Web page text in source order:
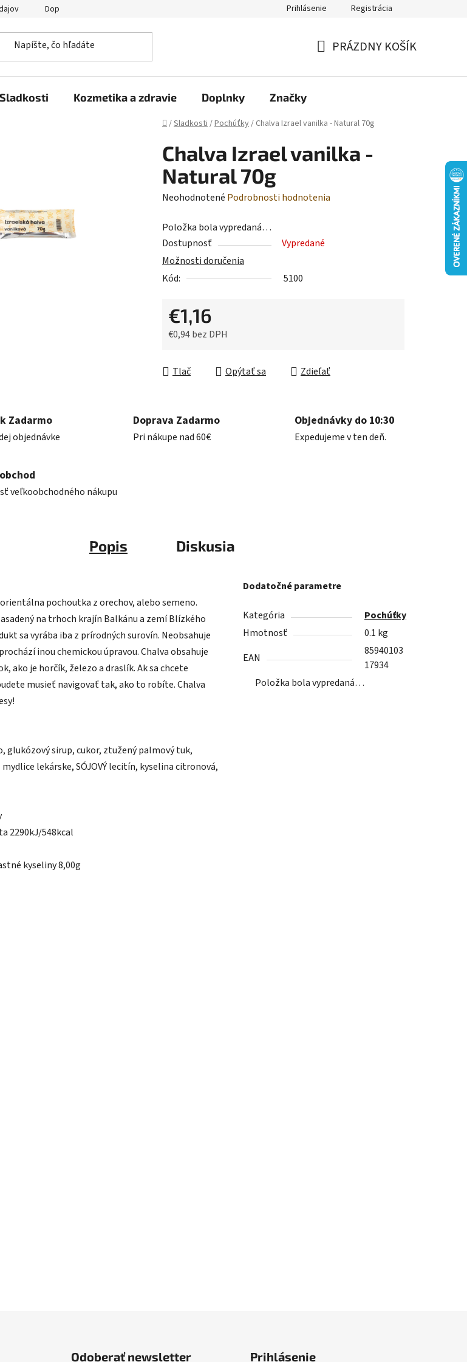
Doprava a platba Prihlásenie Registrácia
PRÁZDNY KOŠÍK
Sladkosti Kozmetika a zdravie Doplnky Značky
Domov
/Sladkosti/Pochúťky/ Chalva Izrael vanilka - Natural 70g
Chalva Izrael vanilka -
Natural 70g
Priemerné
produktu
je
0,0
z
hviezdičiek.
Neohodnotené Podrobnosti hodnotenia
Položka bola vypredaná…
Dostupnosť
Vypredané
Možnosti doručenia
Kód:
5100
€1,16
€0,94 bez DPH
Tlač
Opýtať sa Zdieľať
Zadarmo
objednávke
Doprava Zadarmo
Pri nákupe nad 60€
Objednávky do 10:30
Expedujeme v ten deň.
veľkoobchodného nákupu
Popis Diskusia
pochoutka z orechov, alebo semeno.
na trhoch krajín Balkánu a zemí Blízkého
sa vyrába iba z prírodných surovín. Neobsahuje
inou chemickou úpravou. Chalva obsahuje
ako je horčík, železo a draslík. Ak sa chcete
musieť navigovať tak, ako to robíte. Chalva
glukózový sirup, cukor, ztužený palmový tuk,
lekárske, SÓJOVÝ lecitín, kyselina citronová,
2290kJ/548kcal
kyseliny 8,00g
Dodatočné parametre
Kategória
Pochúťky
Hmotnosť
0.1 kg
EAN
85940103
17934
Položka bola vypredaná…
Odoberať newsletter Prihlásenie